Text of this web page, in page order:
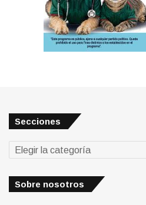
Secciones
Secciones
Sobre nosotros